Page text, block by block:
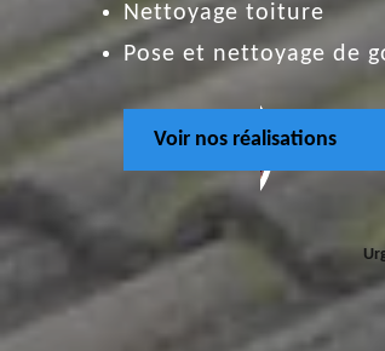
Nettoyage toiture
Pose et nettoyage de
Voir nos réalisations
Couvreur 77